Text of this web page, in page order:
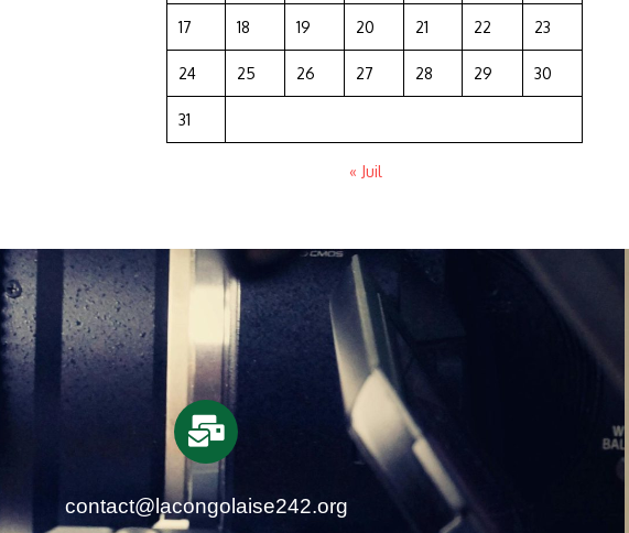
17 18 19 20 21 22 23
24 25 26 27 28 29 30
31
« Juil
contact@lacongolaise242.org